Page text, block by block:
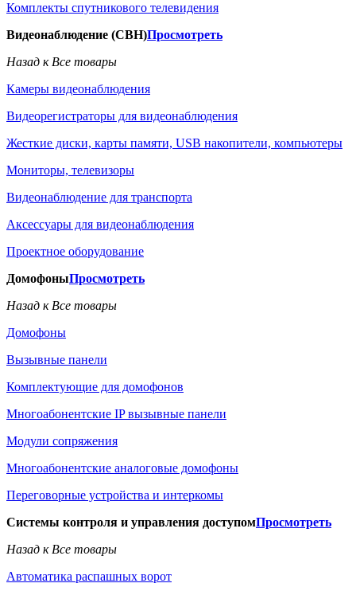
Комплекты спутникового телевидения
Видеонаблюдение (СВН)Просмотреть
Назад к Все товары
Камеры видеонаблюдения
Видеорегистраторы для видеонаблюдения
Жесткие диски, карты памяти, USB накопители, компьютеры
Мониторы, телевизоры
Видеонаблюдение для транспорта
Аксессуары для видеонаблюдения
Проектное оборудование
ДомофоныПросмотреть
Назад к Все товары
Домофоны
Вызывные панели
Комплектующие для домофонов
Многоабонентские IP вызывные панели
Модули сопряжения
Многоабонентские аналоговые домофоны
Переговорные устройства и интеркомы
Системы контроля и управления доступомПросмотреть
Назад к Все товары
Автоматика распашных ворот